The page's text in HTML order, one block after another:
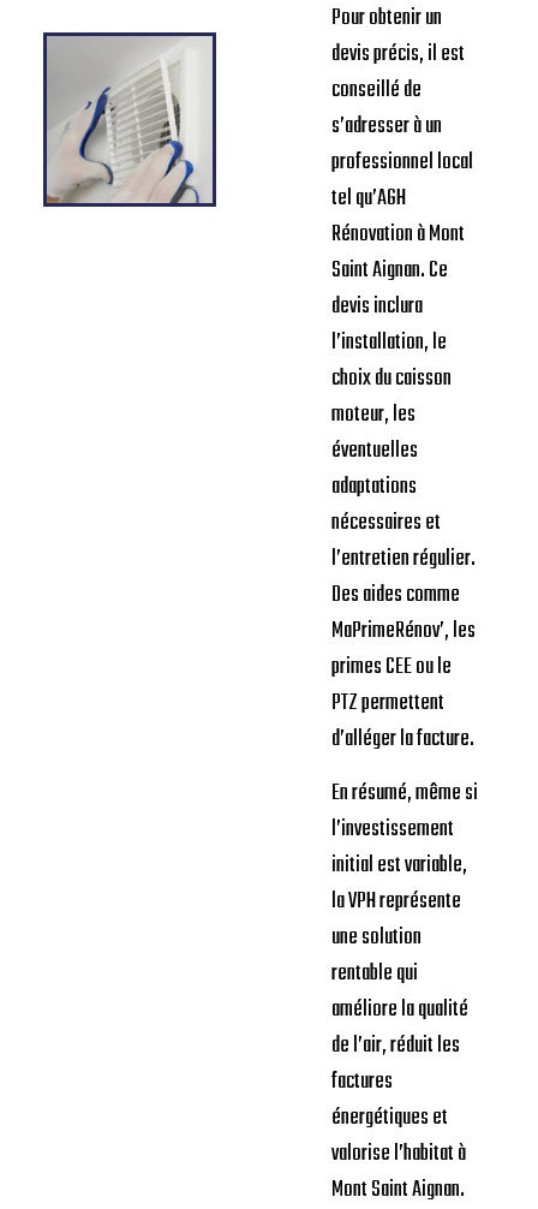
Pour obtenir un
devis précis, il est
conseillé de
s’adresser à un
professionnel local
tel qu’AGH
Rénovation à Mont
Saint Aignan. Ce
devis inclura
l’installation, le
choix du caisson
moteur, les
éventuelles
adaptations
nécessaires et
l’entretien régulier.
Des aides comme
MaPrimeRénov’, les
primes CEE ou le
PTZ permettent
d’alléger la facture.
En résumé, même si
l’investissement
initial est variable,
la VPH représente
une solution
rentable qui
améliore la qualité
de l’air, réduit les
factures
énergétiques et
valorise l’habitat à
Mont Saint Aignan.